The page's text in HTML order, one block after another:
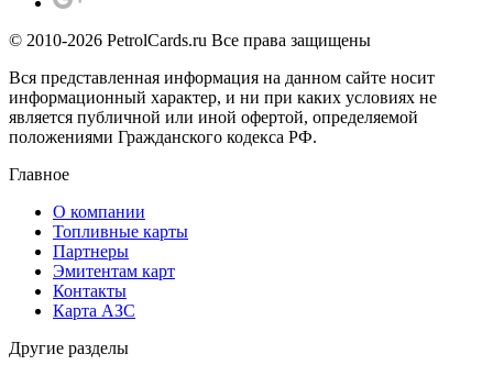
© 2010-2026 PetrolCards.ru Все права защищены
Вся представленная информация на данном сайте носит
информационный характер, и ни при каких условиях не
является публичной или иной офертой, определяемой
положениями Гражданского кодекса РФ.
Главное
О компании
Топливные карты
Партнеры
Эмитентам карт
Контакты
Карта АЗС
Другие разделы